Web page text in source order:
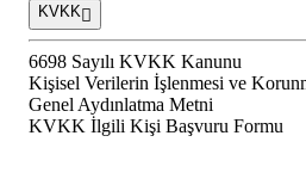
KVKK
6698 Sayılı KVKK Kanunu
Kişisel Verilerin İşlenmesi ve
Genel Aydınlatma Metni
KVKK İlgili Kişi Başvuru Formu